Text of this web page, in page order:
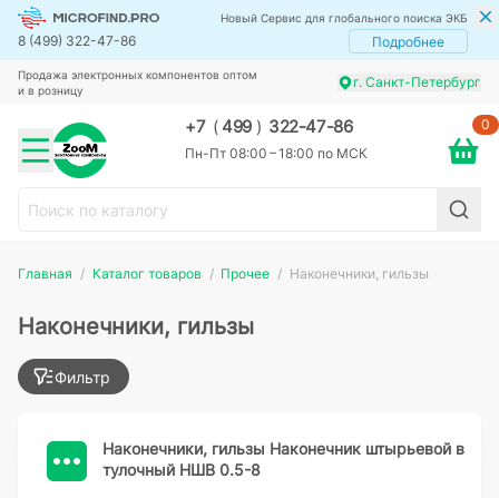
Новый Сервис для глобального поиска ЭКБ
8 (499) 322-47-86 Подробнее
Продажа электронных компонентов оптом
и в розницу
г. Санкт-Петербург
+7 (499 ) 322-47-86
Пн-Пт 08:00 – 18:00 по МСК
0
Главная Каталог товаров Прочее Наконечники, гильзы
Наконечники, гильзы
Фильтр
Наконечники, гильзы Наконечник штырьевой в
тулочный НШВ 0.5-8